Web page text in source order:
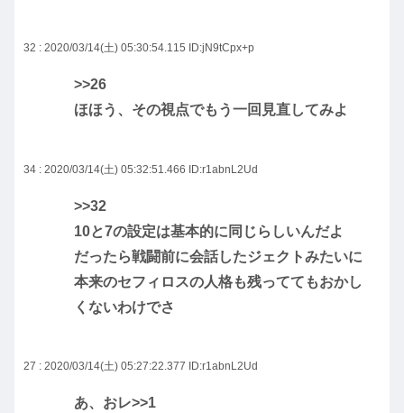
32 : 2020/03/14(土) 05:30:54.115 ID:jN9tCpx+p
>>26
ほほう、その視点でもう一回見直してみよ
34 : 2020/03/14(土) 05:32:51.466 ID:r1abnL2Ud
>>32
10と7の設定は基本的に同じらしいんだよ
だったら戦闘前に会話したジェクトみたいに
本来のセフィロスの人格も残っててもおかし
くないわけでさ
27 : 2020/03/14(土) 05:27:22.377 ID:r1abnL2Ud
あ、おレ>>1